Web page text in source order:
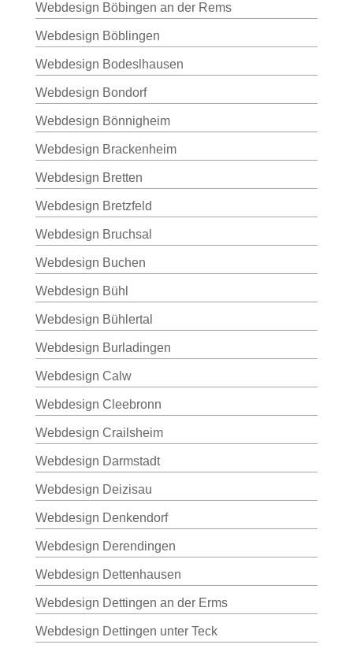
Webdesign Böbingen an der Rems
Webdesign Böblingen
Webdesign Bodeslhausen
Webdesign Bondorf
Webdesign Bönnigheim
Webdesign Brackenheim
Webdesign Bretten
Webdesign Bretzfeld
Webdesign Bruchsal
Webdesign Buchen
Webdesign Bühl
Webdesign Bühlertal
Webdesign Burladingen
Webdesign Calw
Webdesign Cleebronn
Webdesign Crailsheim
Webdesign Darmstadt
Webdesign Deizisau
Webdesign Denkendorf
Webdesign Derendingen
Webdesign Dettenhausen
Webdesign Dettingen an der Erms
Webdesign Dettingen unter Teck